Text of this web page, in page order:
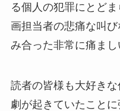
る個人の犯罪にとど
画担当者の悲痛な叫
み合った非常に痛まし
読者の皆様も大好き
劇が起きていたこと